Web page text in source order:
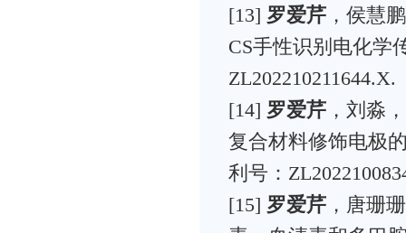
[13] 罗爱芹 ，侯慧
CS手性识别电化学
ZL202210211644.X.
[14] 罗爱芹 ，刘淼
复合材料修饰电极
利号：
[15] 罗爱芹 ，唐珊